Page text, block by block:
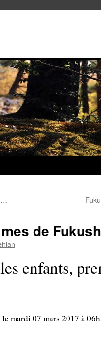
de
enfants,
le mardi 07 mars 2017 à